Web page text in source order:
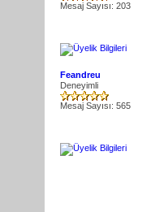
Mesaj Sayısı: 203
Feandreu
Deneyimli
Mesaj Sayısı: 565